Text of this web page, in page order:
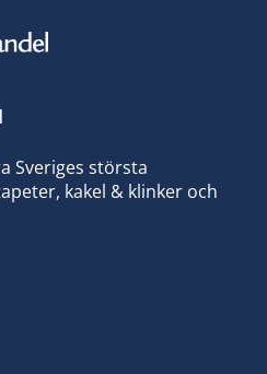
Sveriges största
kakel & klinker och